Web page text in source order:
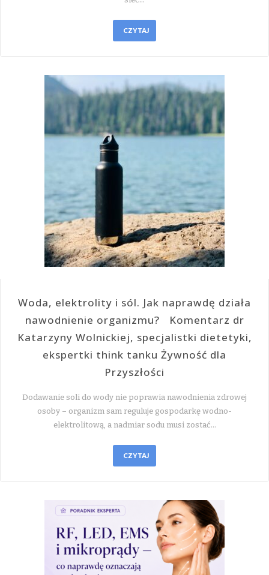
CZYTAJ
Woda, elektrolity i sól. Jak naprawdę działa
nawodnienie organizmu? Komentarz dr
Katarzyny Wolnickiej, specjalistki dietetyki,
ekspertki think tanku Żywność dla
Przyszłości
Dodawanie soli do wody nie poprawia nawodnienia zdrowej
osoby – organizm sam reguluje gospodarkę wodno-
elektrolitową, a nadmiar sodu musi zostać…
CZYTAJ